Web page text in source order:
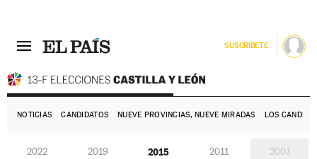
SUSCRÍBETE
NOTICIAS CANDIDATOS NUEVE PROVINCIAS, NUEVE MIRADAS LOS
2022 2019 2015 2011 2007